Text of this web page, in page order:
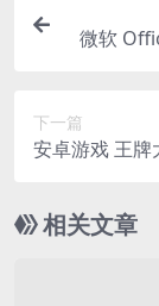
微软
下一篇
安卓游戏 王牌
相关文章